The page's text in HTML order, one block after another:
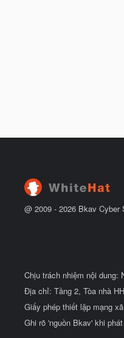
@ 2009 - 2026 Bkav Cyber
Chịu trách nhiệm nội dung:
Địa chỉ: Tầng 2, Tòa nhà
Giấy phép thiết lập mạng
Ghi rõ 'nguồn Bkav' khi